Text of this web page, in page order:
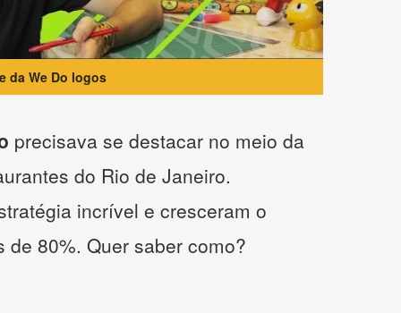
da We Do logos
precisava se destacar no meio da
do Rio de Janeiro.
incrível e cresceram o
de 80%. Quer saber como?